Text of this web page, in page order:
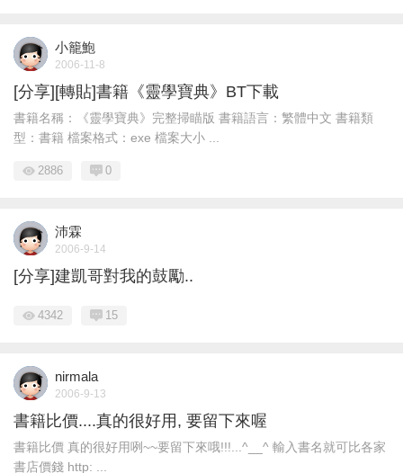
小籠鮑
2006-11-8
[分享][轉貼]書籍《靈學寶典》BT下載
書籍名稱：《靈學寶典》完整掃瞄版 書籍語言：繁體中文 書籍類
型：書籍 檔案格式：exe 檔案大小 ...
2886 0
沛霖
2006-9-14
[分享]建凱哥對我的鼓勵..
4342 15
nirmala
2006-9-13
書籍比價....真的很好用, 要留下來喔
書籍比價 真的很好用咧~~要留下來哦!!!...^__^ 輸入書名就可比各家
書店價錢 http: ...